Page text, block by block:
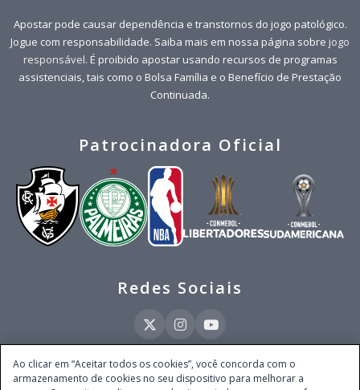
Apostar pode causar dependência e transtornos do jogo patológico.
Jogue com responsabilidade. Saiba mais em nossa página sobre jogo
responsável. É proibido apostar usando recursos de programas
assistenciais, tais como o Bolsa Família e o Benefício de Prestação
Continuada.
Patrocinadora Oficial
Redes Sociais
Este site é operado pela Ventmear Brasil LTDA (CNPJ 52.868.380/0001-84), com
Ao clicar em “Aceitar todos os cookies”, você concorda com o
armazenamento de cookies no seu dispositivo para melhorar a